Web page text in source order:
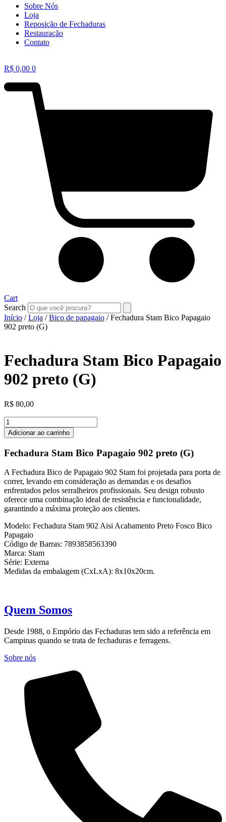
Sobre Nós
Loja
Reposição de Fechaduras
Restauração
Contato
R$ 0,00 0
Cart
Search
Início /Loja /Bico de papagaio / Fechadura Stam Bico Papagaio
902 preto (G)
Fechadura Stam Bico Papagaio
902 preto (G)
R$ 80,00
Fechadura
Stam
Bico
Papagaio
902
(G)
quantidade
Adicionar ao carrinho
Fechadura Stam Bico Papagaio 902 preto (G)
A Fechadura Bico de Papagaio 902 Stam foi projetada para porta de
correr, levando em consideração as demandas e os desafios
enfrentados pelos serralheiros profissionais. Seu design robusto
oferece uma combinação ideal de resistência e funcionalidade,
garantindo a máxima proteção aos clientes.
Modelo: Fechadura Stam 902 Aisi Acabamento Preto Fosco Bico
Papagaio
Código de Barras: 7893858563390
Marca: Stam
Série: Externa
Medidas da embalagem (CxLxA): 8x10x20cm.
Quem Somos
Desde 1988, o Empório das Fechaduras tem sido a referência em
Campinas quando se trata de fechaduras e ferragens.
Sobre nós